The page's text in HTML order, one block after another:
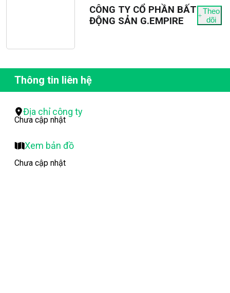
CÔNG TY CỔ PHẦN BẤT
ĐỘNG SẢN G.EMPIRE
Theo
dõi
Thông tin liên hệ
Địa chỉ công ty
Chưa cập nhật
Xem bản đồ
Chưa cập nhật